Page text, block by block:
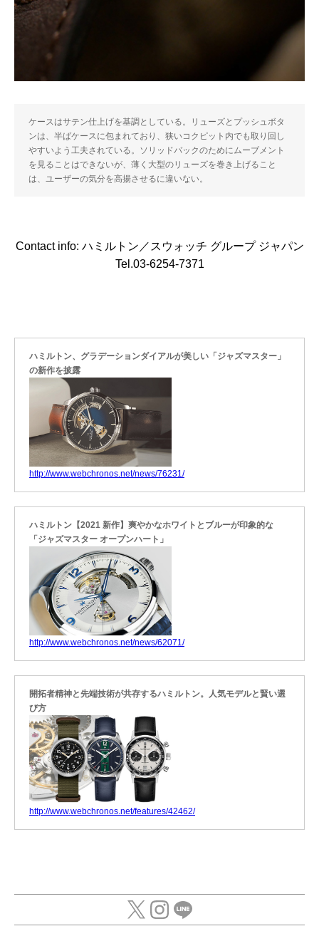
ケースはサテン仕上げを基調としている。リューズとプッシュボタ
ンは、半ばケースに包まれており、狭いコクピット内でも取り回し
やすいよう工夫されている。ソリッドバックのためにムーブメント
を見ることはできないが、薄く大型のリューズを巻き上げること
は、ユーザーの気分を高揚させるに違いない。
Contact info: ハミルトン／スウォッチ グループ ジャパン
Tel.03-6254-7371
ハミルトン、グラデーションダイアルが美しい「ジャズマスター」
の新作を披露
http://www.webchronos.net/news/76231/
ハミルトン【2021 新作】爽やかなホワイトとブルーが印象的な
「ジャズマスター オープンハート」
http://www.webchronos.net/news/62071/
開拓者精神と先端技術が共存するハミルトン。人気モデルと賢い選
び方
http://www.webchronos.net/features/42462/